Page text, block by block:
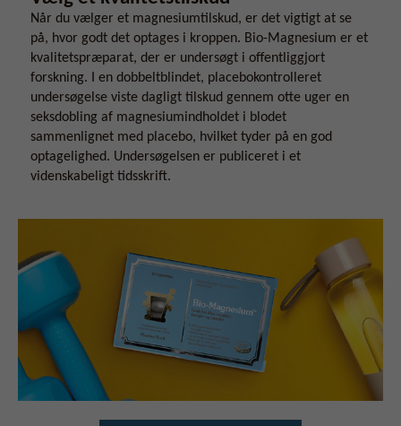
Når du vælger et magnesiumtilskud, er det vigtigt at se
på, hvor godt det optages i kroppen. Bio-Magnesium er et
kvalitetspræparat, der er undersøgt i offentliggjort
forskning. I en dobbeltblindet, placebokontrolleret
undersøgelse viste dagligt tilskud gennem otte uger en
seksdobling af magnesiumindholdet i blodet
sammenlignet med placebo, hvilket tyder på en god
optagelighed. Undersøgelsen er publiceret i et
videnskabeligt tidsskrift.